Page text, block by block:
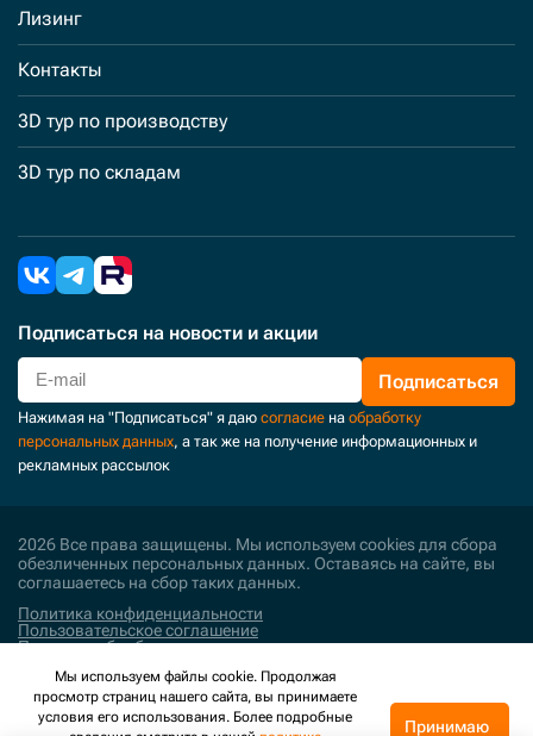
Лизинг
Контакты
3D тур по производству
3D тур по складам
Подписаться на новости и акции
Подписаться
Нажимая на "Подписаться" я даю согласие на обработку
персональных данных, а так же на получение информационных и
рекламных рассылок
2026 Все права защищены. Мы используем cookies для сбора
обезличенных персональных данных. Оставаясь на сайте, вы
соглашаетесь на сбор таких данных.
Политика конфиденциальности
Пользовательское соглашение
Политика обработки персональных данных
Поддержка и развитие
Мы используем файлы cookie. Продолжая
просмотр страниц нашего сайта, вы принимаете
условия его использования. Более подробные
Принимаю